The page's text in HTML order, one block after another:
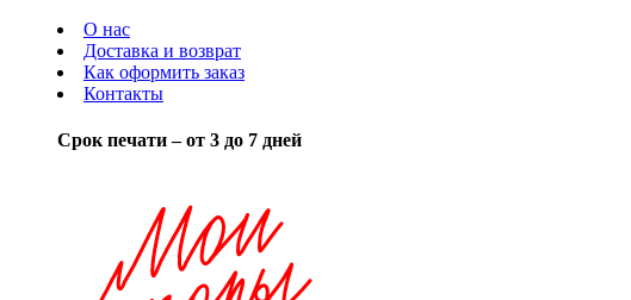
О нас
Доставка и возврат
Как оформить заказ
Контакты
Срок печати – от 3 до 7 дней